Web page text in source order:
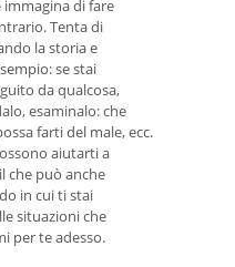
immagina di fare
Tenta di
la storia e
se stai
da qualcosa,
esaminalo: che
farti del male, ecc.
aiutarti a
che può anche
in cui ti stai
situazioni che
per te adesso.